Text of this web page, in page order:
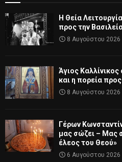
Η Θεία
προς την
8 Αυγούστου 2026
Άγιος
και η πορεία
8 Αυγούστου 2026
Γέρων
μας σώζει – Μας
έλεος του Θεού»
6 Αυγούστου 2026